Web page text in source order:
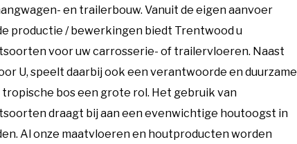
en trailerbouw. Vanuit de eigen aanvoer
productie / bewerkingen biedt Trentwood u
voor uw carrosserie- of trailervloeren. Naast
U, speelt daarbij ook een verantwoorde en duurzame
bos een grote rol. Het gebruik van
draagt bij aan een evenwichtige houtoogst in
Al onze maatvloeren en houtproducten worden